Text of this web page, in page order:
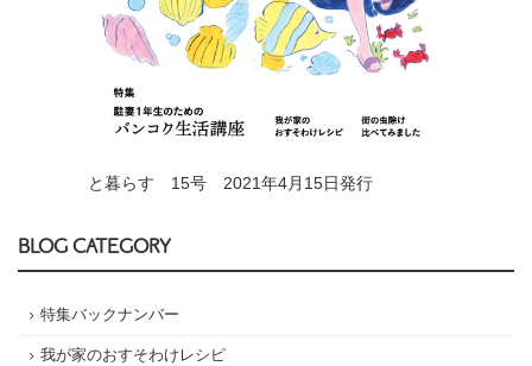
と暮らす 15号 2021年4月15日発行
BLOG CATEGORY
特集バックナンバー
我が家のおすそわけレシピ